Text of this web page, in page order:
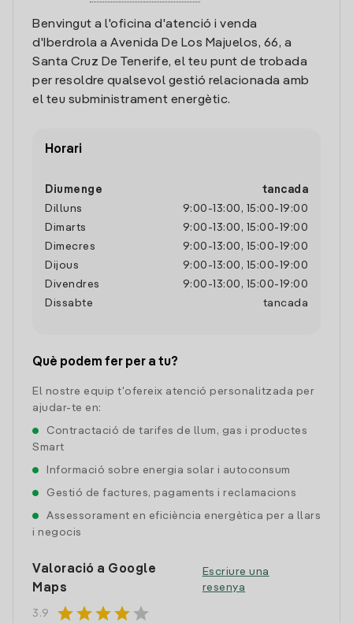
Benvingut a l'oficina d'atenció i venda
d'Iberdrola a Avenida De Los Majuelos, 66, a
Santa Cruz De Tenerife, el teu punt de trobada
per resoldre qualsevol gestió relacionada amb
el teu subministrament energètic.
Horari
Diumenge
tancada
Dilluns
9:00 - 13:00 , 15:00- 19:00
Dimarts
9:00 - 13:00 , 15:00- 19:00
Dimecres
9:00 - 13:00 , 15:00- 19:00
Dijous
9:00 - 13:00 , 15:00- 19:00
Divendres
9:00 - 13:00 , 15:00- 19:00
Dissabte
tancada
Què podem fer per a tu?
El nostre equip t'ofereix atenció personalitzada per
ajudar-te en:
Contractació de tarifes de llum, gas i productes
Smart
Informació sobre energia solar i autoconsum
Gestió de factures, pagaments i reclamacions
Assessorament en eficiència energètica per a llars
i negocis
Valoració a Google
Maps
3.9 starstarstarstar star
Escriure una
resenya